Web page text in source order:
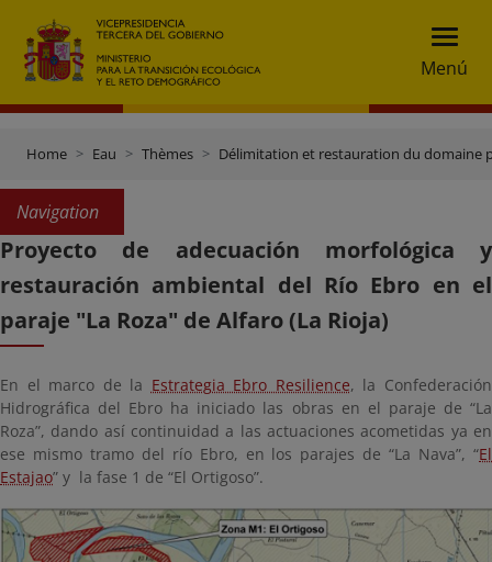
Menú
Home Eau Thèmes Délimitation et restauration du domaine
Navigation
Proyecto de adecuación morfológica y
restauración ambiental del Río Ebro en el
paraje "La Roza" de Alfaro (La Rioja)
En el marco de la Estrategia Ebro Resilience, la Confederación
Hidrográfica del Ebro ha iniciado las obras en el paraje de “La
Roza”, dando así continuidad a las actuaciones acometidas ya en
ese mismo tramo del río Ebro, en los parajes de “La Nava”, “El
Estajao” y la fase 1 de “El Ortigoso”.